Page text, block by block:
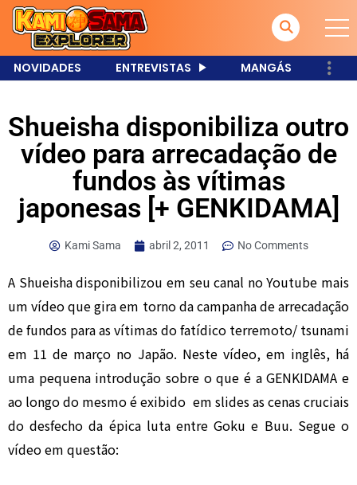
NOVIDADES ENTREVISTAS MANGÁS
Shueisha disponibiliza outro
vídeo para arrecadação de
fundos às vítimas
japonesas [+ GENKIDAMA]
Kami Sama abril 2, 2011 No Comments
A Shueisha disponibilizou em seu canal no Youtube mais
um vídeo que gira em torno da campanha de arrecadação
de fundos para as vítimas do fatídico terremoto/ tsunami
em 11 de março no Japão. Neste vídeo, em inglês, há
uma pequena introdução sobre o que é a GENKIDAMA e
ao longo do mesmo é exibido em slides as cenas cruciais
do desfecho da épica luta entre Goku e Buu. Segue o
vídeo em questão: